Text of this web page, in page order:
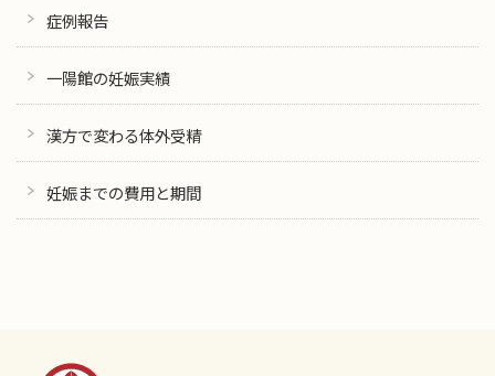
症例報告
一陽館の妊娠実績
漢方で変わる体外受精
妊娠までの費用と期間